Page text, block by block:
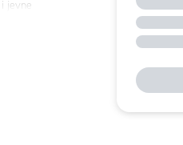
jevne
fordelen av å
teknisk
aksel eller